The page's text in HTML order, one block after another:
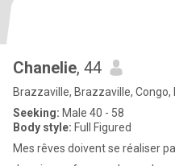
Chanelie, 44
Brazzaville, Brazzaville, Congo,
Seeking: Male 40 - 58
Body style: Full Figured
Mes rêves doivent se réaliser